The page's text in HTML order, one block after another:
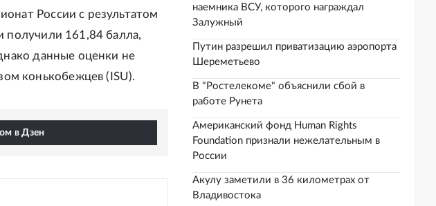
России с результатом
получили 161,84 балла,
данные оценки не
конькобежцев (ISU).
в Дзен
наемника ВСУ, которого награждал
Залужный
Путин разрешил приватизацию аэропорта
Шереметьево
В "Ростелекоме" объяснили сбой в
работе Рунета
Американский фонд Human Rights
Foundation признали нежелательным в
России
Акулу заметили в 36 километрах от
Владивостока